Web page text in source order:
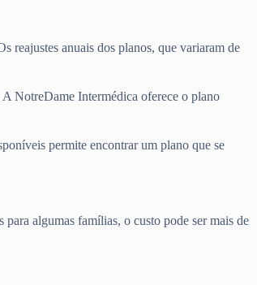
reajustes anuais dos planos, que variaram de
NotreDame Intermédica oferece o plano
permite encontrar um plano que se
algumas famílias, o custo pode ser mais de